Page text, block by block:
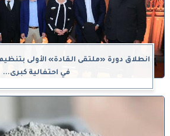
انطلاق دورة «ملتقى القادة» الأولى
في احتفالية كبرى...